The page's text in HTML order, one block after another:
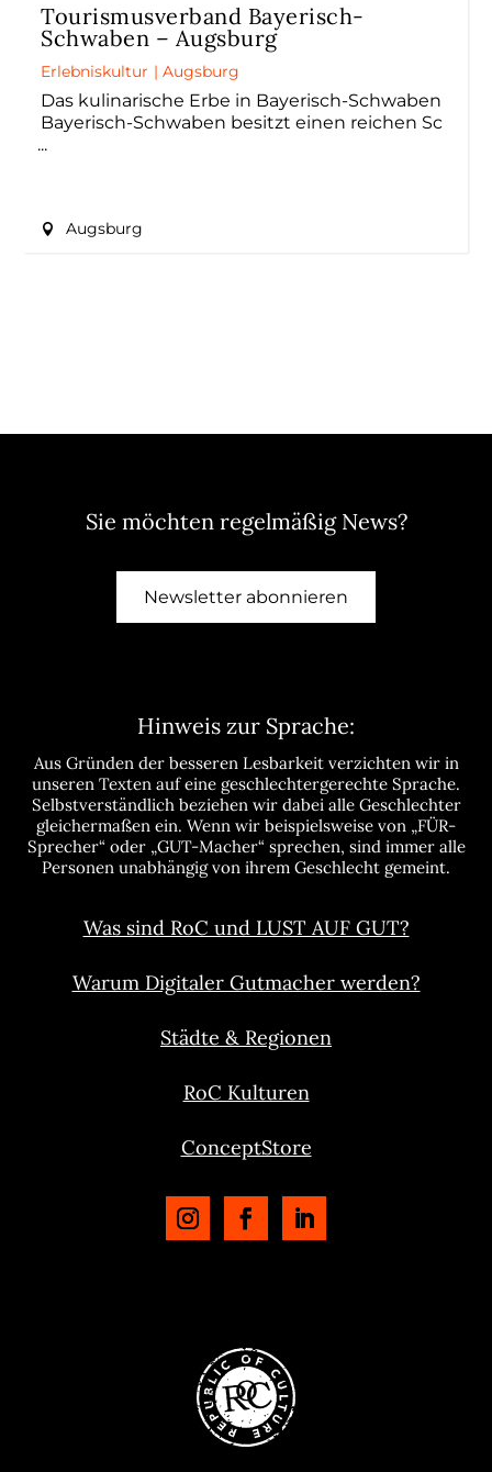
Tourismusverband Bayerisch-
Schwaben – Augsburg
Erlebniskultur |Augsburg
Das kulinarische Erbe in Bayerisch-Schwaben
Bayerisch-Schwaben besitzt einen reichen Sc
Augsburg
Sie möchten regelmäßig News?
Newsletter abonnieren
Hinweis zur Sprache:
Aus Gründen der besseren Lesbarkeit verzichten wir in
unseren Texten auf eine geschlechtergerechte Sprache.
Selbstverständlich beziehen wir dabei alle Geschlechter
gleichermaßen ein. Wenn wir beispielsweise von „FÜR-
Sprecher“ oder „GUT-Macher“ sprechen, sind immer alle
Personen unabhängig von ihrem Geschlecht gemeint.
Was sind RoC und LUST AUF GUT?
Warum Digitaler Gutmacher werden?
Städte & Regionen
RoC Kulturen
ConceptStore